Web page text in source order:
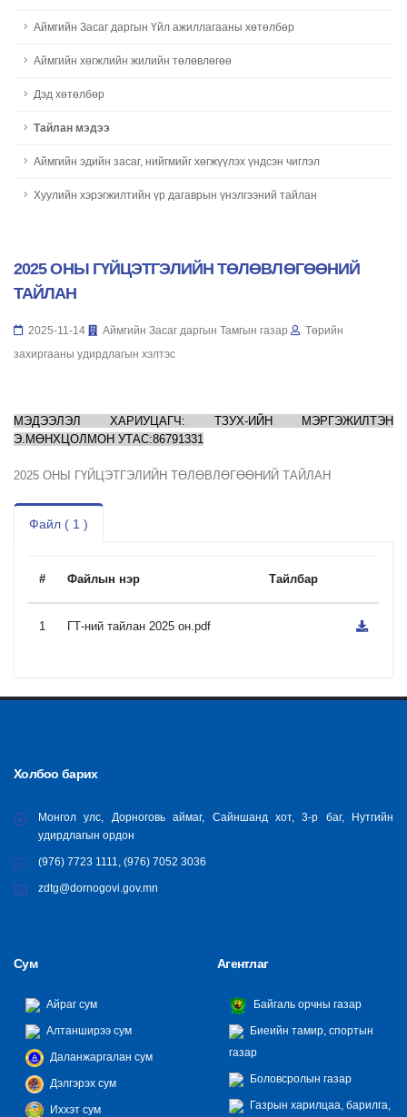
Аймгийн Засаг даргын Үйл ажиллагааны хөтөлбөр
Aймгийн хөгжлийн жилийн төлөвлөгөө
Дэд хөтөлбөр
Тайлан мэдээ
Аймгийн эдийн засаг, нийгмийг хөгжүүлэх үндсэн чиглэл
Хуулийн хэрэгжилтийн үр дагаврын үнэлгээний тайлан
2025 ОНЫ ГҮЙЦЭТГЭЛИЙН ТӨЛӨВЛӨГӨӨНИЙ
ТАЙЛАН
2025-11-14 Аймгийн Засаг даргын Тамгын газар
Төрийн
захиргааны удирдлагын хэлтэс
МЭДЭЭЛЭЛ ХАРИУЦАГЧ: ТЗУХ-ИЙН МЭРГЭЖИЛТЭН
Э.МӨНХЦОЛМОН УТАС:86791331
2025 ОНЫ ГҮЙЦЭТГЭЛИЙН ТӨЛӨВЛӨГӨӨНИЙ ТАЙЛАН
Файл ( 1 )
# Файлын нэр Тайлбар
1 ГТ-ний тайлан 2025 он.pdf
Холбоо барих
Монгол улс, Дорноговь аймаг, Сайншанд хот, 3-р баг, Нутгийн
удирдлагын ордон
(976) 7723 1111, (976) 7052 3036
zdtg@dornogovi.gov.mn
Сум
Айраг сум
Алтанширээ сум
Даланжаргалан сум
Дэлгэрэх сум
Иххэт сум
Агентлаг
Байгаль орчны газар
Биеийн тамир, спортын
газар
Боловсролын газар
Газрын харилцаа, барилга,